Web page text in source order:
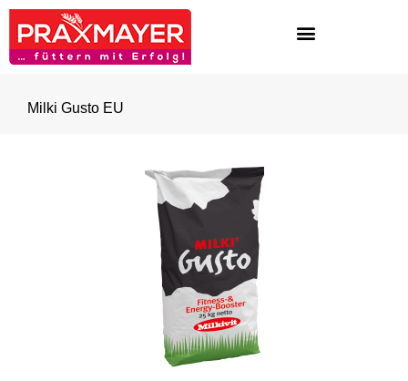
Milki Gusto EU